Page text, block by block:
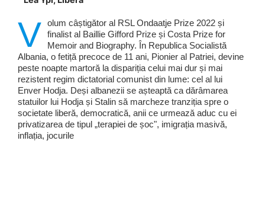
V olum câștigător al RSL Ondaatje Prize 2022 și
finalist al Baillie Gifford Prize și Costa Prize for
Memoir and Biography. În Republica Socialistă
Albania, o fetiță precoce de 11 ani, Pionier al Patriei, devine
peste noapte martoră la dispariția celui mai dur și mai
rezistent regim dictatorial comunist din lume: cel al lui
Enver Hodja. Deși albanezii se așteaptă ca dărâmarea
statuilor lui Hodja și Stalin să marcheze tranziția spre o
societate liberă, democratică, anii ce urmează aduc cu ei
privatizarea de tipul „terapiei de șoc", imigrația masivă,
inflația, jocurile